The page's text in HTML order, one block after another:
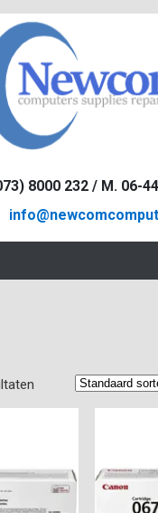
8000 232 / M. 06-